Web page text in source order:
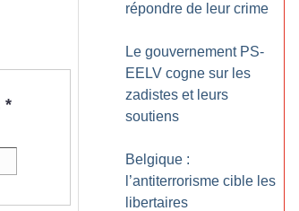
*
répondre de leur crime
Le gouvernement PS-
EELV cogne sur les
zadistes et leurs
soutiens
Belgique :
l’antiterrorisme cible les
libertaires